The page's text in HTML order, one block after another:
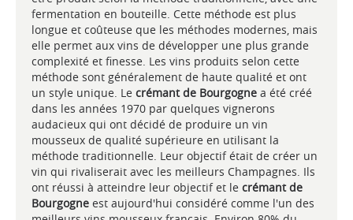
fermentation en bouteille. Cette méthode est plus
longue et coûteuse que les méthodes modernes, mais
elle permet aux vins de développer une plus grande
complexité et finesse. Les vins produits selon cette
méthode sont généralement de haute qualité et ont
un style unique. Le crémant de Bourgogne a été créé
dans les années 1970 par quelques vignerons
audacieux qui ont décidé de produire un vin
mousseux de qualité supérieure en utilisant la
méthode traditionnelle. Leur objectif était de créer un
vin qui rivaliserait avec les meilleurs Champagnes. Ils
ont réussi à atteindre leur objectif et le crémant de
Bourgogne est aujourd'hui considéré comme l'un des